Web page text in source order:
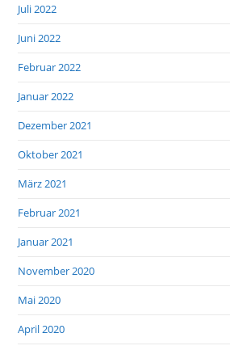
Juli 2022
Juni 2022
Februar 2022
Januar 2022
Dezember 2021
Oktober 2021
März 2021
Februar 2021
Januar 2021
November 2020
Mai 2020
April 2020